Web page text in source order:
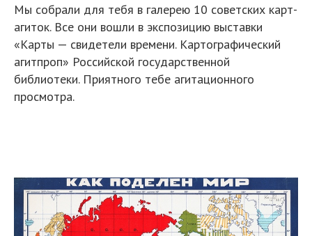
Мы собрали для тебя в галерею 10 советских карт-
агиток. Все они вошли в экспозицию выставки
«Карты — свидетели времени. Картографический
агитпроп» Российской государственной
библиотеки. Приятного тебе агитационного
просмотра.